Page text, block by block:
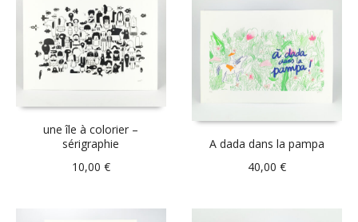
une île à colorier –
sérigraphie
10,00 €
A dada dans la pampa
40,00€